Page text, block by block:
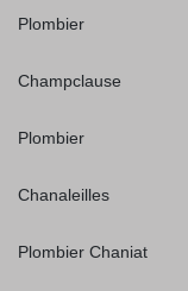
Plombier
Champclause
Plombier
Chanaleilles
Plombier Chaniat